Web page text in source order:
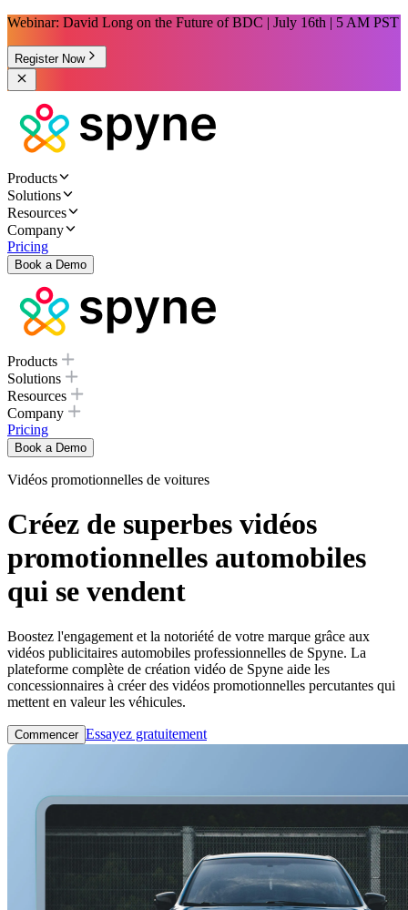
Webinar: David Long on the Future of BDC | July 16th | 5 AM PST
Register Now
Products
Solutions
Resources
Company
Pricing
Book a Demo
Products
Solutions
Resources
Company
Pricing
Book a Demo
Vidéos promotionnelles de voitures
Créez de superbes vidéos
promotionnelles automobiles
qui se vendent
Boostez l'engagement et la notoriété de votre marque grâce aux
vidéos publicitaires automobiles professionnelles de Spyne. La
plateforme complète de création vidéo de Spyne aide les
concessionnaires à créer des vidéos promotionnelles percutantes qui
mettent en valeur les véhicules.
Commencer Essayez gratuitement